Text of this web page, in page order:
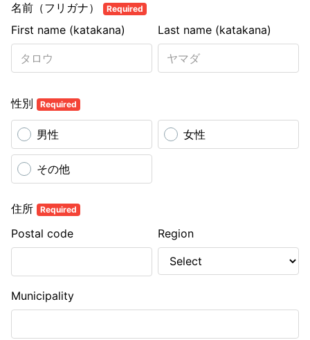
名前（フリガナ） Required
Last name (katakana)
First name (katakana)
性別 Required
男性 女性
その他
住所 Required
Postal code Region
Municipality